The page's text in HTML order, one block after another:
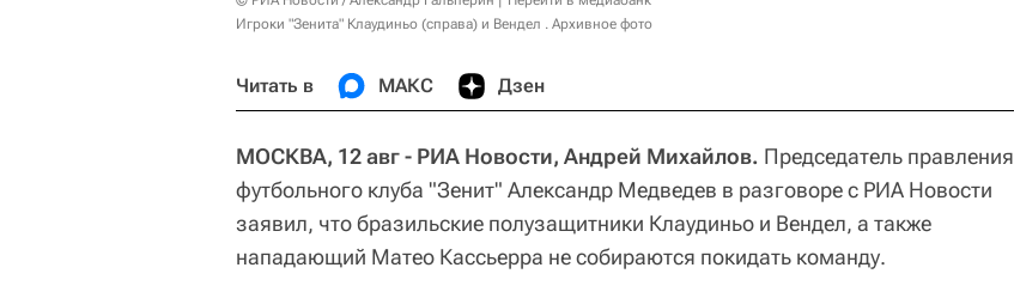
Игроки "Зенита" Клаудиньо (справа) и Вендел . Архивное фото
Читать в МАКС Дзен
МОСКВА, 12 авг - РИА Новости, Андрей Михайлов. Председатель правления
футбольного клуба "Зенит" Александр Медведев в разговоре с РИА Новости
заявил, что бразильские полузащитники Клаудиньо и Вендел, а также
нападающий Матео Кассьерра не собираются покидать команду.